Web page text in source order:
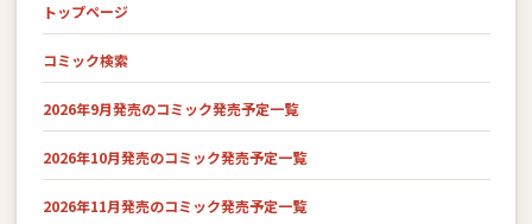
トップページ
コミック検索
2026年9月発売のコミック発売予定一覧
2026年10月発売のコミック発売予定一覧
2026年11月発売のコミック発売予定一覧